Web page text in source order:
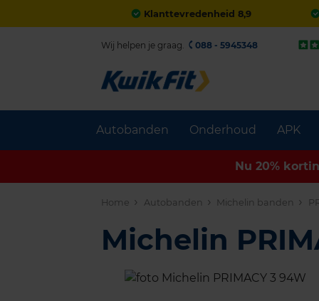
Klanttevredenheid 8,9
Autobanden Onderhoud APK
Wij helpen je graag. 088 - 5945348
Nu 20%
Home Autobanden Michelin banden
Michelin